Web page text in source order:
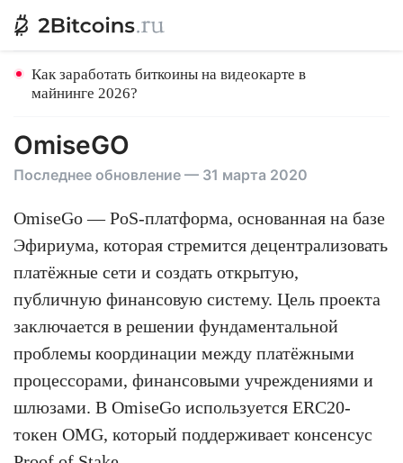
Как заработать биткоины на видеокарте в
майнинге 2026?
OmiseGO
Последнее обновление — 31 марта 2020
OmiseGo — PoS-платформа, основанная на базе
Эфириума, которая стремится децентрализовать
платёжные сети и создать открытую,
публичную финансовую систему. Цель проекта
заключается в решении фундаментальной
проблемы координации между платёжными
процессорами, финансовыми учреждениями и
шлюзами. В OmiseGo используется ERC20-
токен OMG, который поддерживает консенсус